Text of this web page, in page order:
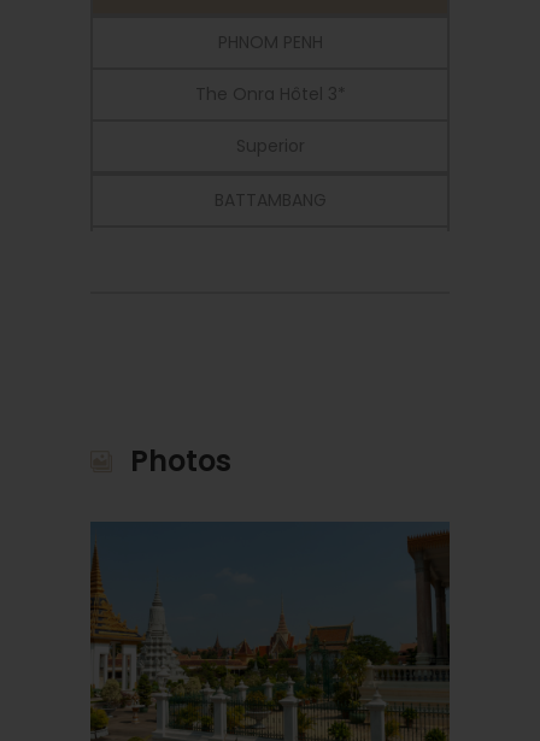
PHNOM PENH
The Onra Hôtel 3*
Superior
BATTAMBANG
Photos